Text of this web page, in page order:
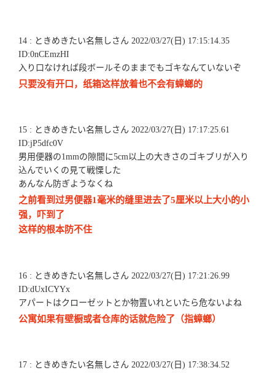
14 : ときめきたい名無しさん 2022/03/27(日) 17:15:14.35
ID:0nCEmzHI
入り口なければ段ボールそのままでもゴキなんていないぞ
只要没有开口，纸箱这样放着也不会有蟑螂的
15 : ときめきたい名無しさん 2022/03/27(日) 17:17:25.61
ID:jP5dfc0V
男用便器の1mmの隙間に5cm以上の大きさのゴキブリが入り
込んでいくの見て戦慄した
あんなん防ぎようなくね
之前看到过男便器1毫米的缝里进去了5厘米以上大小的小
强，吓到了
这样的根本防不住
16 : ときめきたい名無しさん 2022/03/27(日) 17:21:26.99
ID:dUxICYYx
アパートはクローゼットとか物置いれといたら危ないよね
公寓如果有壁橱或者仓库的话就危险了（指蟑螂）
17 : ときめきたい名無しさん 2022/03/27(日) 17:38:34.52